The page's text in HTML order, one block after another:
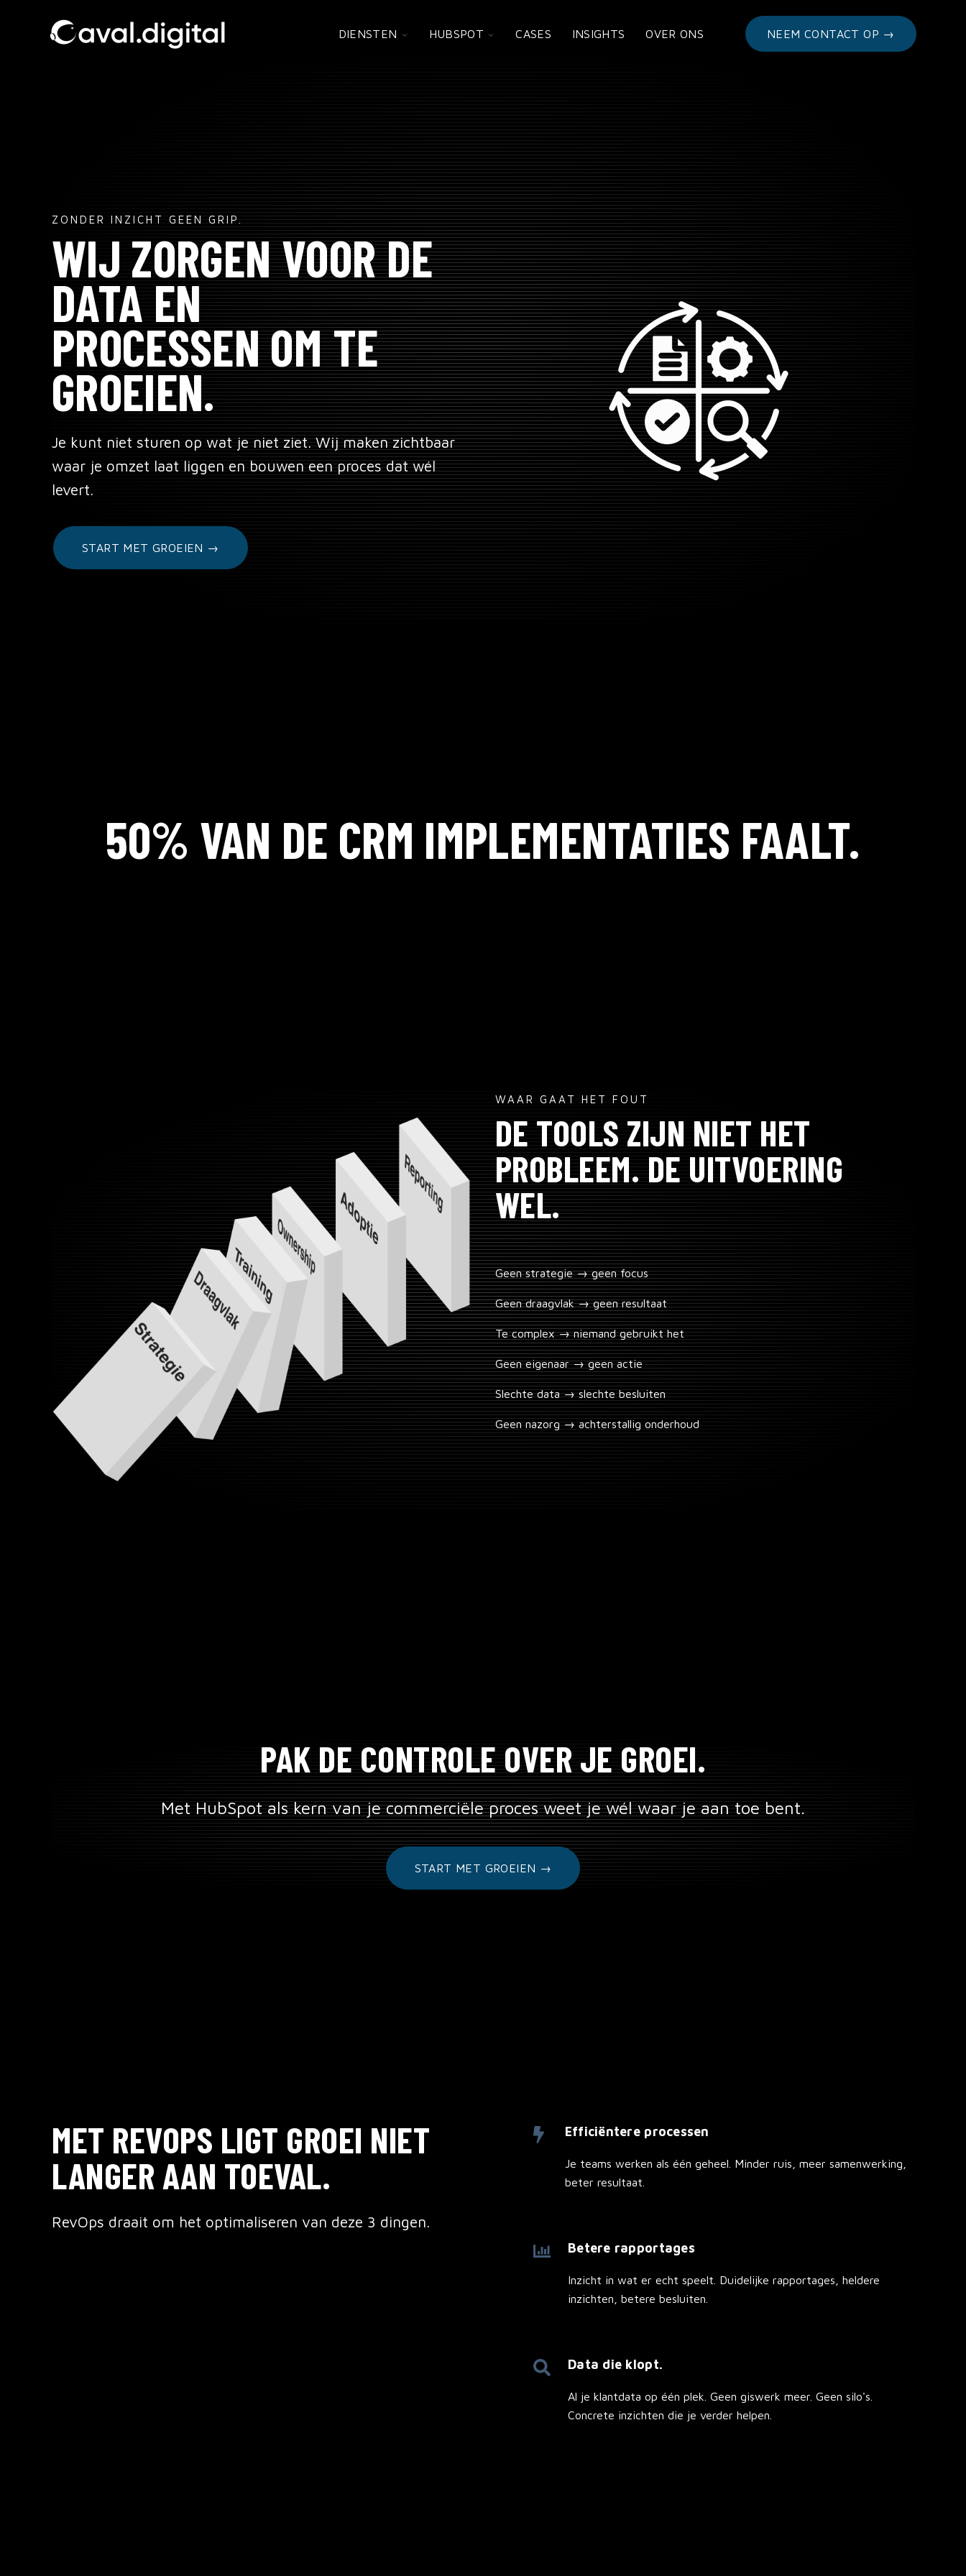
DIENSTEN TOGGLEHUBSPOT TOGGLECASES INSIGHTS OVER ONS NEEM CONTACT OP →
ZONDER INZICHT GEEN GRIP.
WIJ ZORGEN VOOR DE
DATA EN
PROCESSEN OM TE
GROEIEN.
Je kunt niet sturen op wat je niet ziet. Wij maken zichtbaar
waar je omzet laat liggen en bouwen een proces dat wél
levert.
START MET GROEIEN →
50% VAN DE CRM IMPLEMENTATIES FAALT.
WAAR GAAT HET FOUT
DE TOOLS ZIJN NIET HET
PROBLEEM. DE UITVOERING
WEL.
Geen strategie → geen focus
Geen draagvlak → geen resultaat
Te complex → niemand gebruikt het
Geen eigenaar → geen actie
Slechte data → slechte besluiten
Geen nazorg → achterstallig onderhoud
PAK DE CONTROLE OVER JE GROEI.
Met HubSpot als kern van je commerciële proces weet je wél waar je aan toe bent.
START MET GROEIEN →
MET REVOPS LIGT GROEI NIET
LANGER AAN TOEVAL.
RevOps draait om het optimaliseren van deze 3 dingen.
Efficiëntere processen
Je teams werken als één geheel. Minder ruis, meer samenwerking,
beter resultaat.
Betere rapportages
Inzicht in wat er echt speelt. Duidelijke rapportages, heldere
inzichten, betere besluiten.
Data die klopt.
Al je klantdata op één plek. Geen giswerk meer. Geen silo's.
Concrete inzichten die je verder helpen.